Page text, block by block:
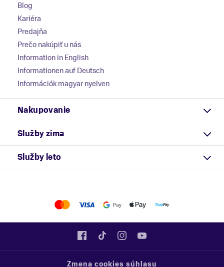
Blog
Kariéra
Predajňa
Prečo nakúpiť u nás
Information in English
Informationen auf Deutsch
Információk magyar nyelven
Nakupovanie
Služby zima
Služby leto
Zmena cookies súhlasu